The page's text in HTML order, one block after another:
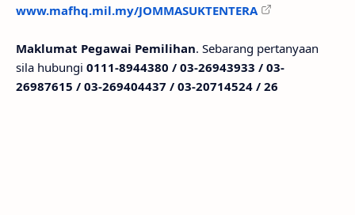
www.mafhq.mil.my/JOMMASUKTENTERA
Maklumat Pegawai Pemilihan. Sebarang pertanyaan
sila hubungi 0111-8944380 / 03-26943933 / 03-
26987615 / 03-269404437 / 03-20714524 / 26